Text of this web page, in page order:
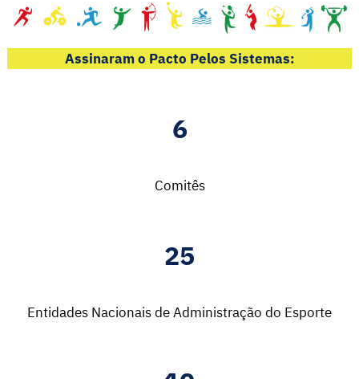
Assinaram o Pacto Pelos Sistemas:
6
Comitês
25
Entidades Nacionais de Administração do Esporte